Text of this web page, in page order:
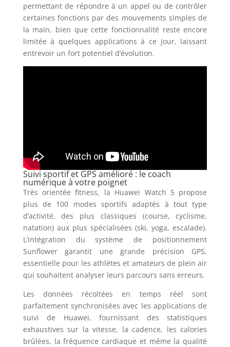
permettant de répondre à un appel ou de contrôler
certaines fonctions par des mouvements simples de
la main, bien que cette fonctionnalité reste encore
limitée à quelques applications à ce jour, laissant
entrevoir un fort potentiel d’évolution.
Suivi sportif et GPS amélioré : le coach
numérique à votre poignet
Très orientée fitness, la Huawei Watch 5 propose
plus de 100 modes sportifs adaptés à tout type
d’activité, des plus classiques (course, cyclisme,
natation) aux plus spécialisées (ski, yoga, escalade).
L’intégration du système de positionnement
Sunflower garantit une grande précision GPS,
essentielle pour les athlètes et amateurs de plein air
qui souhaitent analyser leurs parcours sans erreurs.
Les données récoltées en temps réel sont
parfaitement synchronisées avec les applications de
suivi de Huawei, fournissant des statistiques
exhaustives sur la vitesse, la cadence, les calories
brûlées, la fréquence cardiaque et même la qualité